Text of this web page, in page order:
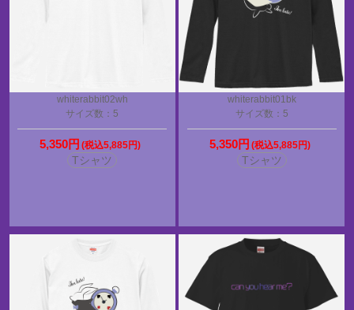
whiterabbit02wh
サイズ数：5
5,350円 (税込5,885円)
Tシャツ
whiterabbit01bk
サイズ数：5
5,350円 (税込5,885円)
Tシャツ